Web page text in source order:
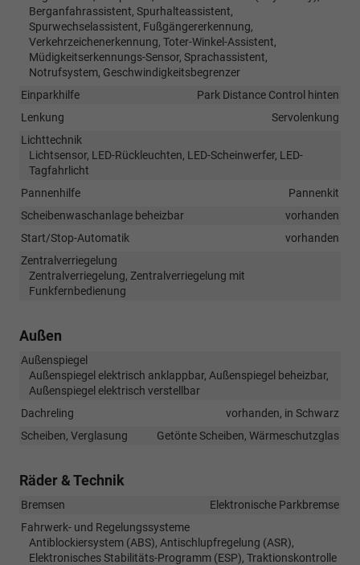
Berganfahrassistent, Spurhalteassistent,
Spurwechselassistent, Fußgängererkennung,
Verkehrzeichenerkennung, Toter-Winkel-Assistent,
Müdigkeitserkennungs-Sensor, Sprachassistent,
Notrufsystem, Geschwindigkeitsbegrenzer
Einparkhilfe
Park Distance Control hinten
Lenkung
Servolenkung
Lichttechnik
Lichtsensor, LED-Rückleuchten, LED-Scheinwerfer, LED-
Tagfahrlicht
Pannenhilfe
Pannenkit
Scheibenwaschanlage beheizbar
vorhanden
Start/Stop-Automatik
vorhanden
Zentralverriegelung
Zentralverriegelung, Zentralverriegelung mit
Funkfernbedienung
Außen
Außenspiegel
Außenspiegel elektrisch anklappbar, Außenspiegel beheizbar,
Außenspiegel elektrisch verstellbar
Dachreling
vorhanden, in Schwarz
Scheiben, Verglasung
Getönte Scheiben, Wärmeschutzglas
Räder & Technik
Bremsen
Elektronische Parkbremse
Fahrwerk- und Regelungssysteme
Antiblockiersystem (ABS), Antischlupfregelung (ASR),
Elektronisches Stabilitäts-Programm (ESP), Traktionskontrolle